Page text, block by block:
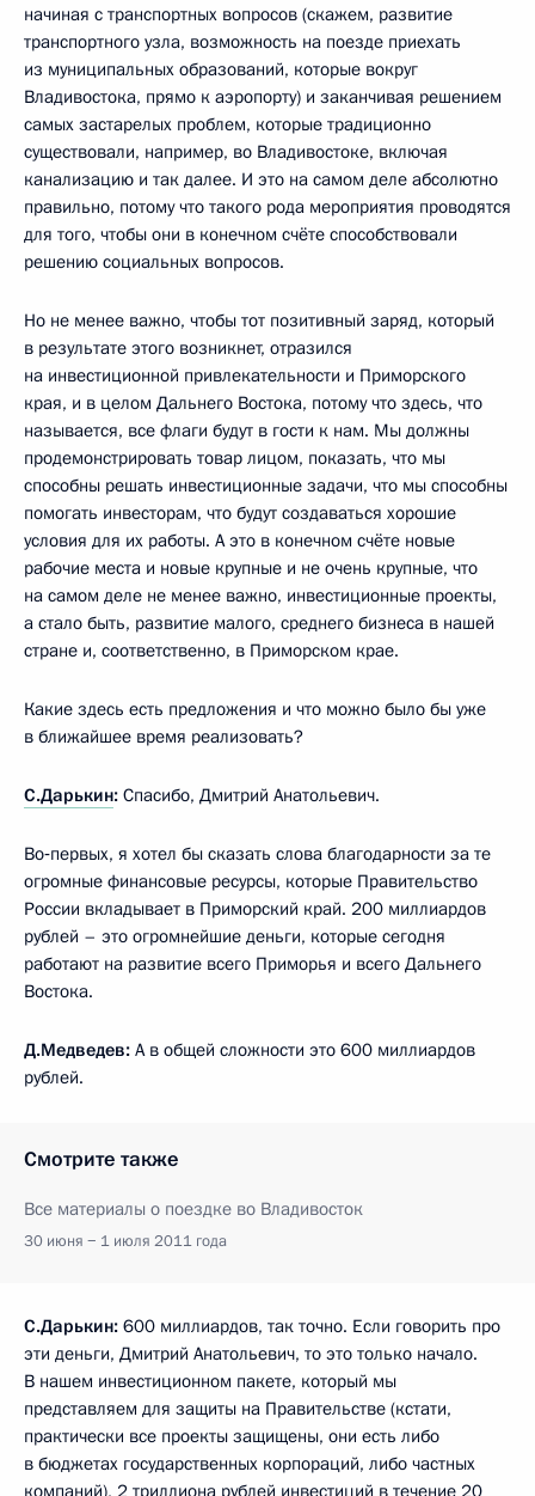
начиная с транспортных вопросов (скажем, развитие
транспортного узла, возможность на поезде приехать
из муниципальных образований, которые вокруг
Владивостока, прямо к аэропорту) и заканчивая решением
самых застарелых проблем, которые традиционно
существовали, например, во Владивостоке, включая
канализацию и так далее. И это на самом деле абсолютно
правильно, потому что такого рода мероприятия проводятся
для того, чтобы они в конечном счёте способствовали
решению социальных вопросов.
Но не менее важно, чтобы тот позитивный заряд, который
в результате этого возникнет, отразился
на инвестиционной привлекательности и Приморского
края, и в целом Дальнего Востока, потому что здесь, что
называется, все флаги будут в гости к нам. Мы должны
продемонстрировать товар лицом, показать, что мы
способны решать инвестиционные задачи, что мы способны
помогать инвесторам, что будут создаваться хорошие
условия для их работы. А это в конечном счёте новые
рабочие места и новые крупные и не очень крупные, что
на самом деле не менее важно, инвестиционные проекты,
а стало быть, развитие малого, среднего бизнеса в нашей
стране и, соответственно, в Приморском крае.
Какие здесь есть предложения и что можно было бы уже
в ближайшее время реализовать?
С.Дарькин: Спасибо, Дмитрий Анатольевич.
Во‑первых, я хотел бы сказать слова благодарности за те
огромные финансовые ресурсы, которые Правительство
России вкладывает в Приморский край. 200 миллиардов
рублей – это огромнейшие деньги, которые сегодня
работают на развитие всего Приморья и всего Дальнего
Востока.
Д.Медведев: А в общей сложности это 600 миллиардов
рублей.
Смотрите также
Все материалы о поездке во Владивосток
30 июня − 1 июля 2011 года
С.Дарькин: 600 миллиардов, так точно. Если говорить про
эти деньги, Дмитрий Анатольевич, то это только начало.
В нашем инвестиционном пакете, который мы
представляем для защиты на Правительстве (кстати,
практически все проекты защищены, они есть либо
в бюджетах государственных корпораций, либо частных
компаний), 2 триллиона рублей инвестиций в течение 20